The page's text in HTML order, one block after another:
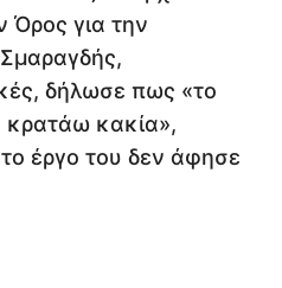
Όρος για την
δήλωσε πως «το
κρατάω κακία»,
έργο του δεν άφησε